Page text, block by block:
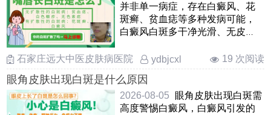
并非单一病症，存在白癜风、花
斑癣、贫血痣等多种发病可能，
白癜风白斑多干净光滑、无皮
……
石家庄远大中医皮肤病医院 ydbjcxl 19 次阅读
眼角皮肤出现白斑是什么原因
2026-08-05
眼角皮肤出现白斑需
高度警惕白癜风，白癜风引发的